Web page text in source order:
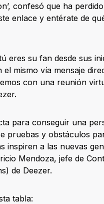
confesó que ha
enlace y entérate de
eres su fan desde sus
mismo vía mensaje
con una reunión
para conseguir una
pruebas y obstáculos
inspiren a las nuevas
Mendoza, jefe de
de Deezer.
tabla: